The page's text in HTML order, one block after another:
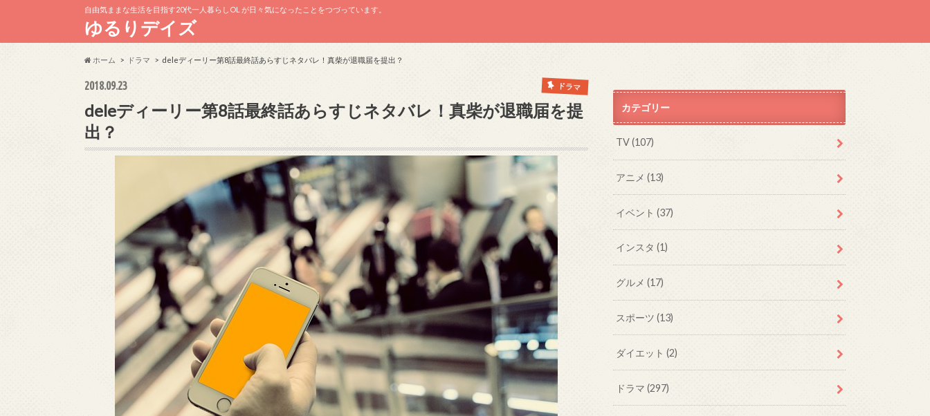
自由気ままな生活を目指す20代一人暮らしOL が日々気になったことをつづっています。
ゆるりデイズ
ホーム ドラマ deleディーリー第8話最終話あらすじネタバレ！真柴が退職届を提出？
2018.09.23 ドラマ
deleディーリー第8話最終話あらすじネタバレ！真柴が退職届を提
出？
カテゴリー
TV (107)
アニメ (13)
イベント (37)
インスタ (1)
グルメ (17)
スポーツ (13)
ダイエット (2)
ドラマ (297)